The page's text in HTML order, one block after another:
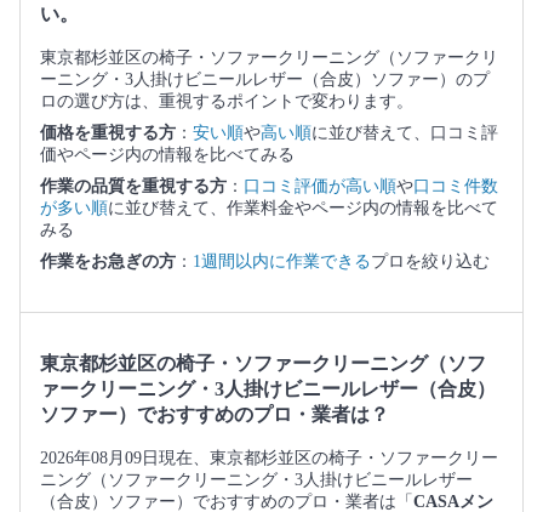
い。
東京都杉並区の椅子・ソファークリーニング（ソファークリ
ーニング・3人掛けビニールレザー（合皮）ソファー）のプ
ロの選び方は、重視するポイントで変わります。
価格を重視する方 ： 安い順や高い順に並び替えて、口コミ評
価やページ内の情報を比べてみる
作業の品質を重視する方 ： 口コミ評価が高い順や口コミ件数
が多い順に並び替えて、作業料金やページ内の情報を比べて
みる
作業をお急ぎの方 ： 1週間以内に作業できるプロを絞り込む
東京都杉並区の椅子・ソファークリーニング（ソフ
ァークリーニング・3人掛けビニールレザー（合皮）
ソファー）でおすすめのプロ・業者は？
2026年08月09日現在、東京都杉並区の椅子・ソファークリー
ニング（ソファークリーニング・3人掛けビニールレザー
（合皮）ソファー）でおすすめのプロ・業者は「CASAメン